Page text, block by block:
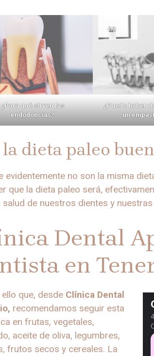
¿Para qué sirven las
endodoncias?
¿Puede haber
un
la dieta paleo
evidentemente no son la misma
que la dieta paleo será,
salud de nuestros dientes y nuestras
Dental
en
que, desde Clínica Dental
recomendamos seguir esta
en frutas, vegetales,
aceite de oliva, legumbres,
frutos secos y cereales. La